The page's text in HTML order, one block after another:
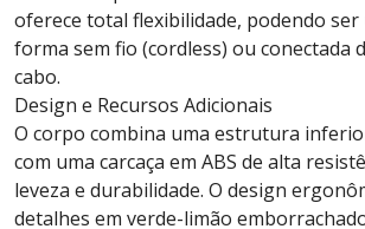
oferece total flexibilidade, podendo ser
forma sem fio (cordless) ou conectada
cabo.
Design e Recursos Adicionais
O corpo combina uma estrutura
com uma carcaça em ABS de alta
leveza e durabilidade. O design
detalhes em verde-limão